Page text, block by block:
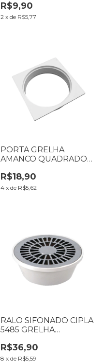
R$9,90
2 x de R$5,77
PORTA GRELHA
AMANCO QUADRADO
R$18,90
4 x de R$5,62
RALO SIFONADO CIPLA
5485 GRELHA
100MM
R$36,90
8 x de R$5,59